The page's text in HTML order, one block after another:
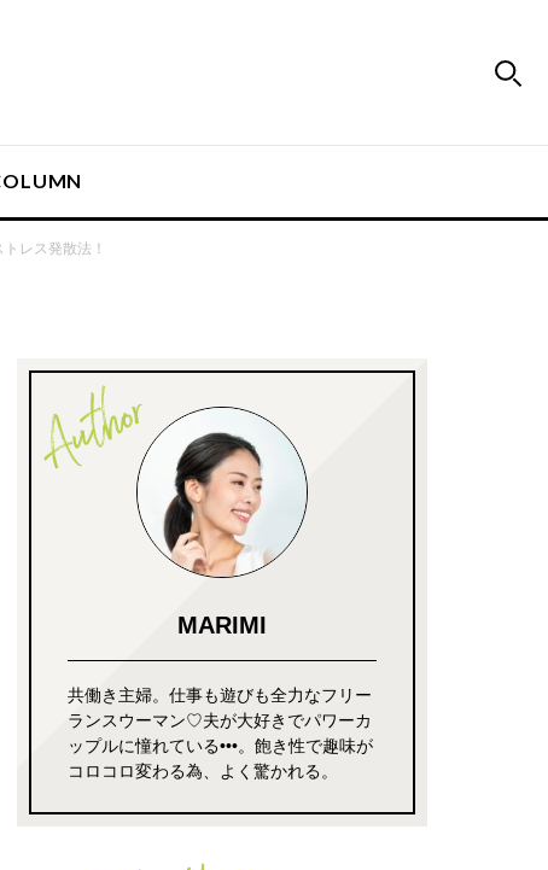
レス発散法！
MARIMI
共働き主婦。仕事も遊びも全力なフリー
ランスウーマン♡夫が大好きでパワーカ
ップルに憧れている•••。飽き性で趣味が
コロコロ変わる為、よく驚かれる。